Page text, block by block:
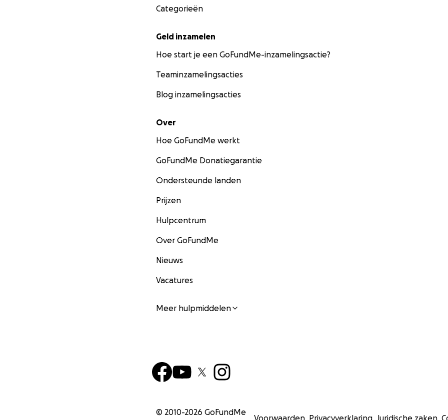
Categorieën
Geld inzamelen
Hoe start je een GoFundMe-inzamelingsactie?
Teaminzamelingsacties
Blog inzamelingsacties
Over
Hoe GoFundMe werkt
GoFundMe Donatiegarantie
Ondersteunde landen
Prijzen
Hulpcentrum
Over GoFundMe
Nieuws
Vacatures
Meer hulpmiddelen
© 2010-2026 GoFundMe
Voorwaarden Privacyverklaring Juridische zaken